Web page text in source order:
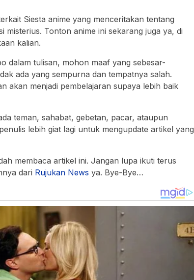
Siesta anime yang menceritakan tentang
misterius. Tonton anime ini sekarang juga ya, di
kalian.
dalam tulisan, mohon maaf yang sebesar-
ada yang sempurna dan tempatnya salah.
akan menjadi pembelajaran supaya lebih baik
teman, sahabat, gebetan, pacar, ataupun
lebih giat lagi untuk mengupdate artikel yang
membaca artikel ini. Jangan lupa ikuti terus
dari Rujukan News ya. Bye-Bye…